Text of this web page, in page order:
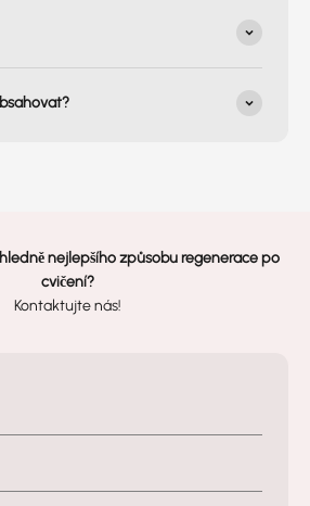
nejlepšího způsobu regenerace po
cvičení?
Kontaktujte nás!